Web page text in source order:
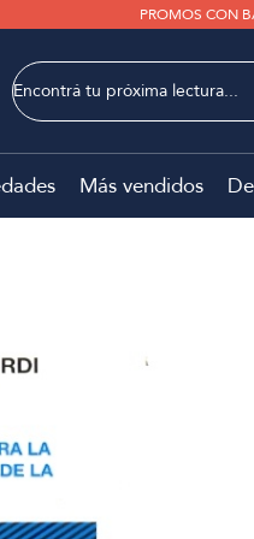
PROMOS CON
Más vendidos